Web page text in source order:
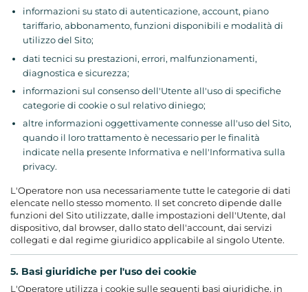
informazioni su stato di autenticazione, account, piano
tariffario, abbonamento, funzioni disponibili e modalità di
utilizzo del Sito;
dati tecnici su prestazioni, errori, malfunzionamenti,
diagnostica e sicurezza;
informazioni sul consenso dell'Utente all'uso di specifiche
categorie di cookie o sul relativo diniego;
altre informazioni oggettivamente connesse all'uso del Sito,
quando il loro trattamento è necessario per le finalità
indicate nella presente Informativa e nell'Informativa sulla
privacy.
L'Operatore non usa necessariamente tutte le categorie di dati
elencate nello stesso momento. Il set concreto dipende dalle
funzioni del Sito utilizzate, dalle impostazioni dell'Utente, dal
dispositivo, dal browser, dallo stato dell'account, dai servizi
collegati e dal regime giuridico applicabile al singolo Utente.
5. Basi giuridiche per l'uso dei cookie
L'Operatore utilizza i cookie sulle seguenti basi giuridiche, in